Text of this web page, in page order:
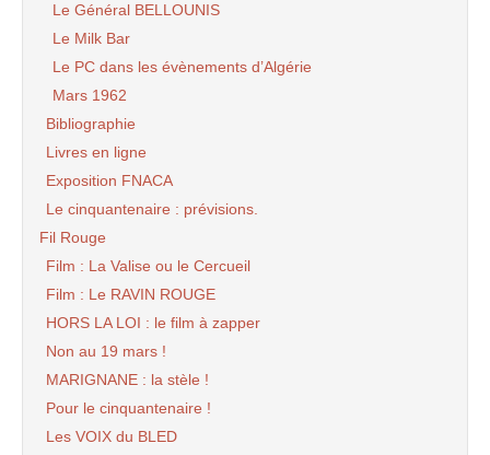
Le Général BELLOUNIS
Le Milk Bar
Le PC dans les évènements d’Algérie
Mars 1962
Bibliographie
Livres en ligne
Exposition FNACA
Le cinquantenaire : prévisions.
Fil Rouge
Film : La Valise ou le Cercueil
Film : Le RAVIN ROUGE
HORS LA LOI : le film à zapper
Non au 19 mars !
MARIGNANE : la stèle !
Pour le cinquantenaire !
Les VOIX du BLED